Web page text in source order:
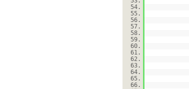
54.
55.
56.
57.
58.
59.
60.
61.
62.
63.
64.
65.
66.